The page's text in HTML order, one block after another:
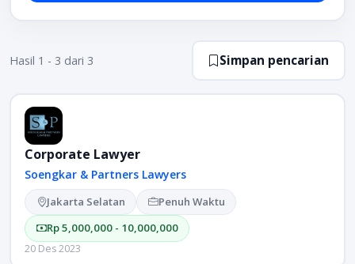
Hasil 1 - 3 dari 3 Simpan pencarian
Corporate Lawyer
Soengkar & Partners Lawyers
Jakarta Selatan
Penuh Waktu
Rp 5,000,000 - 10,000,000
20 Des 2023